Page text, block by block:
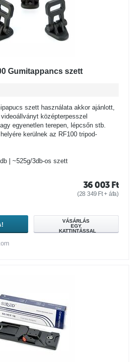
Gumitappancs szett
szett használata akkor ajánlott,
középterpesszel
egyenetlen terepen, lépcsőn stb.
kerülnek az RF100 tripod-
| ~525g/3db-os szett
36 003 Ft
(28 349 Ft+ áfa)
VÁSÁRLÁS
EGY
KATTINTÁSSAL